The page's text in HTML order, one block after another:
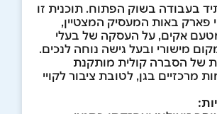
בעבודה בשוק הפתוח. תוכנית זו
פארק באות המעסיק המצטיין,
2012, מטעם אקים, על העסקה של בעלי
מישורי ובעל גישה נוחה לנכים.
של הסברה קולית מותקנת
מרכזיים בגן, לטובת ציבור לקויי